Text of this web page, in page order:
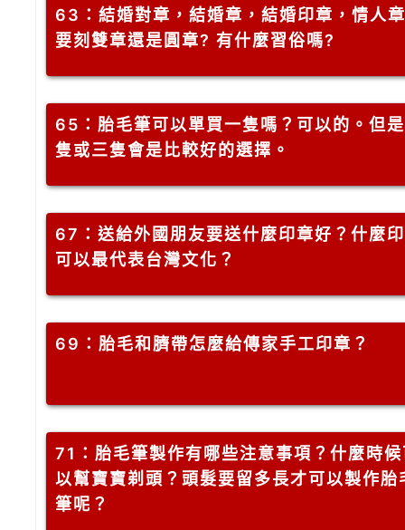
63 ：結婚對章，結婚章，結婚印章，情人
要刻雙章還是圓章? 有什麼習俗嗎?
65 ：胎毛筆可以單買一隻嗎？可以的。但
隻或三隻會是比較好的選擇。
67 ：送給外國朋友要送什麼印章好？什麼
可以最代表台灣文化？
69 ：胎毛和臍帶怎麼給傳家手工印章？
71 ：胎毛筆製作有哪些注意事項？什麼時
以幫寶寶剃頭？頭髮要留多長才可以製作胎
筆呢？